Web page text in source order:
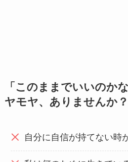
「このままでいいのか
ヤモヤ、ありませんか？
自分に自信が持てない時